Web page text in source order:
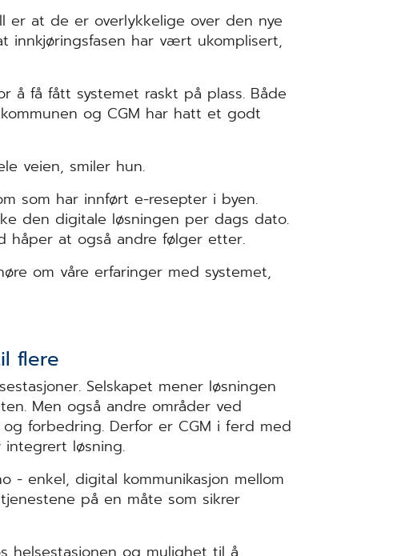
er at de er overlykkelige over den nye
innkjøringsfasen har vært ukomplisert,
å få fått systemet raskt på plass. Både
og CGM har hatt et godt
veien, smiler hun.
som har innført e-resepter i byen.
den digitale løsningen per dags dato.
håper at også andre følger etter.
om våre erfaringer med systemet,
flere
Selskapet mener løsningen
Men også andre områder ved
forbedring. Derfor er CGM i ferd med
integrert løsning.
- enkel, digital kommunikasjon mellom
på en måte som sikrer